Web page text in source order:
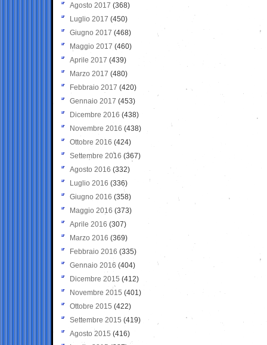
Agosto 2017 (368)
Luglio 2017 (450)
Giugno 2017 (468)
Maggio 2017 (460)
Aprile 2017 (439)
Marzo 2017 (480)
Febbraio 2017 (420)
Gennaio 2017 (453)
Dicembre 2016 (438)
Novembre 2016 (438)
Ottobre 2016 (424)
Settembre 2016 (367)
Agosto 2016 (332)
Luglio 2016 (336)
Giugno 2016 (358)
Maggio 2016 (373)
Aprile 2016 (307)
Marzo 2016 (369)
Febbraio 2016 (335)
Gennaio 2016 (404)
Dicembre 2015 (412)
Novembre 2015 (401)
Ottobre 2015 (422)
Settembre 2015 (419)
Agosto 2015 (416)